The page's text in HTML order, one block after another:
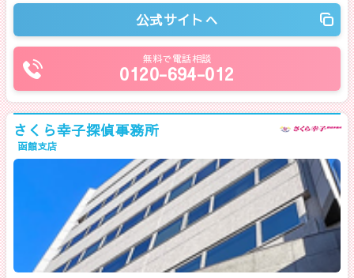
公式サイトへ
無料で電話相談
0120-694-012
さくら幸子探偵事務所
函館支店